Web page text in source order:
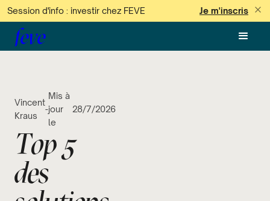
Session d'info : investir chez FEVE Je m'inscris
feve
Vincent
Kraus
-
Mis à
jour
le
28/7/2026
Top 5
des